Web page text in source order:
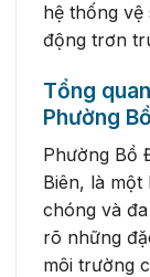
hệ thống vệ
động trơn
Tổng
Phường
Phường Bồ
Biên, là
chóng và
rõ những
môi trường